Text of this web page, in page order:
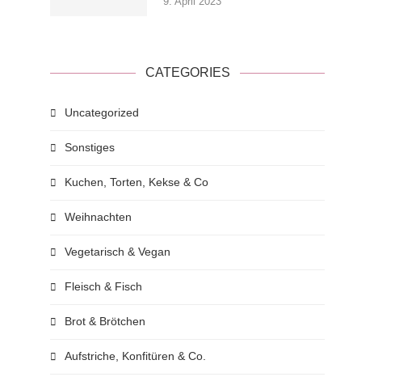
CATEGORIES
Uncategorized
Sonstiges
Kuchen, Torten, Kekse & Co
Weihnachten
Vegetarisch & Vegan
Fleisch & Fisch
Brot & Brötchen
Aufstriche, Konfitüren & Co.